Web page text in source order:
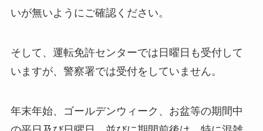
いが無いようにご確認ください。
そして、運転免許センターでは日曜日も受付して
いますが、警察署では受付をしていません。
年末年始、ゴールデンウィーク、お盆等の期間中